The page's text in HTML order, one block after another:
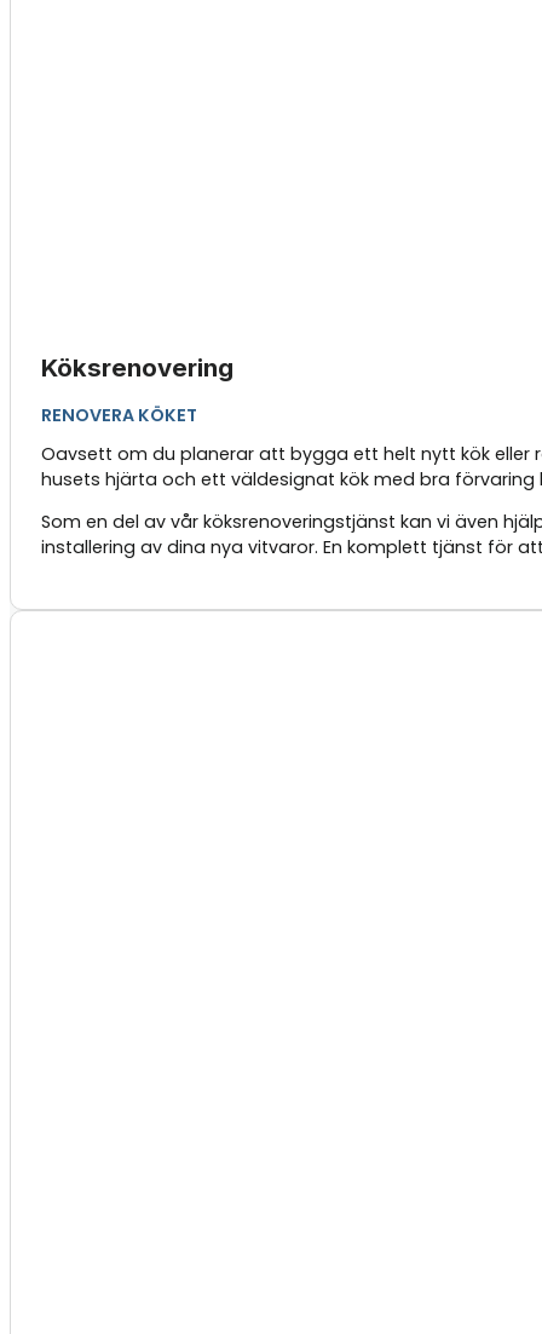
Köksrenovering
RENOVERA KÖKET
Oavsett om du planerar att bygga ett helt nytt kök eller
husets hjärta och ett väldesignat kök med bra
Som en del av vår köksrenoveringstjänst kan vi även
installering av dina nya vitvaror. En komplett tjänst för